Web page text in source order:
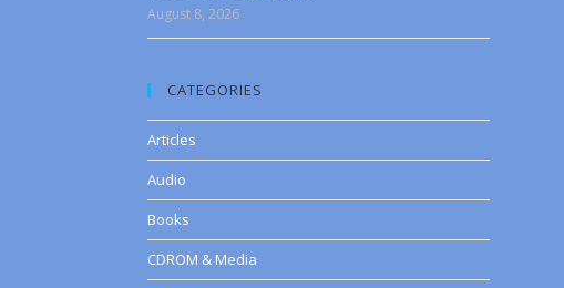
August 8, 2026
CATEGORIES
Articles
Audio
Books
CDROM & Media